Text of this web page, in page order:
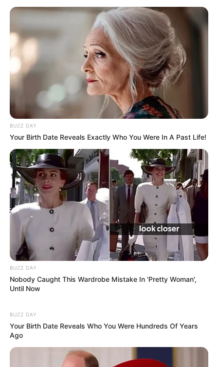
BUZZ DAY
Your Birth Date Reveals Exactly Who You Were In A Past Life!
BUZZ DAY
Nobody Caught This Wardrobe Mistake In 'Pretty Woman',
Until Now
BUZZ DAY
Your Birth Date Reveals Who You Were Hundreds Of Years
Ago